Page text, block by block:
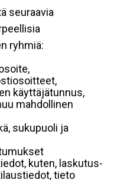
seuraavia
ryhmiä:
käyttäjätunnus,
mahdollinen
sukupuoli ja
kuten, laskutus-
tieto